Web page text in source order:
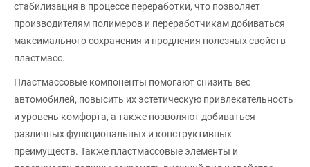
стабилизация в процессе переработки, что позволяет
производителям полимеров и переработчикам добиваться
максимального сохранения и продления полезных свойств
пластмасс.
Пластмассовые компоненты помогают снизить вес
автомобилей, повысить их эстетическую привлекательность
и уровень комфорта, а также позволяют добиваться
различных функциональных и конструктивных
преимуществ. Также пластмассовые элементы и